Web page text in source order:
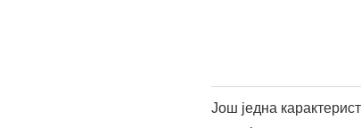
оне који желе да